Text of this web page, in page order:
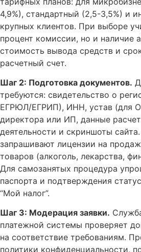
4,9%), стандартный (2,5-3,5%) и
крупных клиентов. При выборе
процент комиссии, но и наличие
стоимость вывода средств и
расчетный счет.
Шаг 2: Подготовка документов.
требуются: свидетельство о
ЕГРЮЛ/ЕГРИП), ИНН, устав (для
директора или ИП, данные
деятельности и скриншоты
запрашивают лицензии на
товаров (алкоголь, лекарства,
Для самозанятых процедура
паспорта и подтверждения
“Мой налог”.
Шаг 3: Модерация заявки.
платежной системы проверяет
на соответствие требованиям.
политики конфиденциальности,